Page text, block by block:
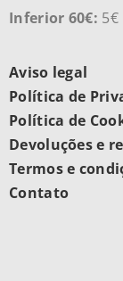
Inferior 60€: 5€
Aviso legal
Política de
Política de
Devoluções e
Termos e
Contato